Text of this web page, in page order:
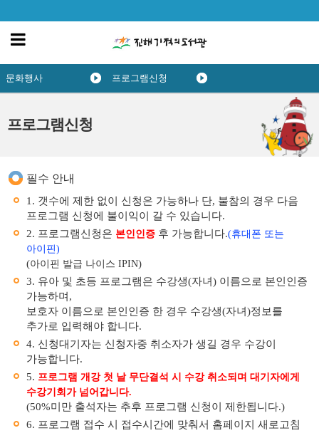
프로그램신청
문화행사 프로그램신청
필수 안내
1. 갯수에 제한 없이 신청은 가능하나 단, 불참의 경우 다음
프로그램 신청에 불이익이 갈 수 있습니다.
2. 프로그램신청은 본인인증 후 가능합니다.(휴대폰 또는
아이핀)
(아이핀 발급 나이스 IPIN)
3. 유아 및 초등 프로그램은 수강생(자녀) 이름으로 본인인증
가능하며,
보호자 이름으로 본인인증 한 경우 수강생(자녀)정보를
추가로 입력해야 합니다.
4. 신청대기자는 신청자중 취소자가 생길 경우 수강이
가능합니다.
5. 프로그램 개강 첫 날 무단결석 시 수강 취소되며 대기자에게
수강기회가 넘어갑니다.
(50%미만 출석자는 추후 프로그램 신청이 제한됩니다.)
6. 프로그램 접수 시 접수시간에 맞춰서 홈페이지 새로고침